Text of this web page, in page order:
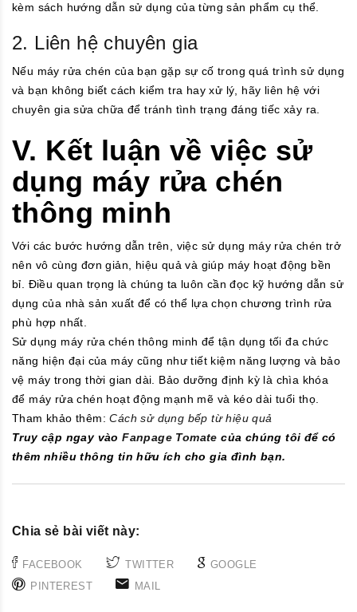
kèm sách hướng dẫn sử dụng của từng sản phẩm cụ thể.
2. Liên hệ chuyên gia
Nếu máy rửa chén của bạn gặp sự cố trong quá trình sử dụng
và bạn không biết cách kiểm tra hay xử lý, hãy liên hệ với
chuyên gia sửa chữa để tránh tình trạng đáng tiếc xảy ra.
V. Kết luận về việc sử
dụng máy rửa chén
thông minh
Với các bước hướng dẫn trên, việc sử dụng máy rửa chén trở
nên vô cùng đơn giản, hiệu quả và giúp máy hoạt động bền
bỉ. Điều quan trọng là chúng ta luôn cần đọc kỹ hướng dẫn sử
dụng của nhà sản xuất để có thể lựa chọn chương trình rửa
phù hợp nhất.
Sử dụng máy rửa chén thông minh để tận dụng tối đa chức
năng hiện đại của máy cũng như tiết kiệm năng lượng và bảo
vệ máy trong thời gian dài. Bảo dưỡng định kỳ là chìa khóa
để máy rửa chén hoạt động mạnh mẽ và kéo dài tuổi thọ.
Tham khảo thêm:Cách sử dụng bếp từ hiệu quả
Truy cập ngay vàoFanpage Tomate của chúng tôi để có
thêm nhiều thông tin hữu ích cho gia đình bạn.
Chia sẻ bài viết này:
FACEBOOK TWITTER
GOOGLE
PINTEREST
MAIL